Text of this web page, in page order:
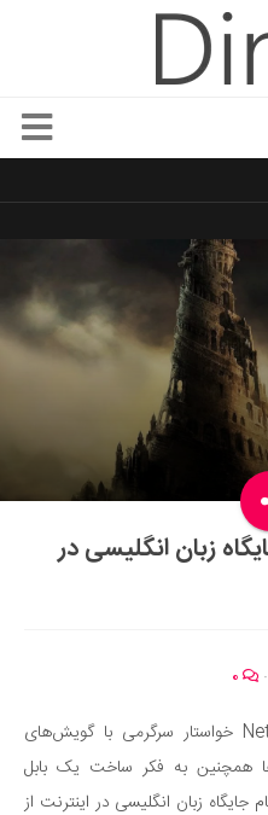
زبان انگلیسی در
·
یوتیوب YouTube و نتفلیکس Netflix خواستار سرگرمی با گویش‌های
همچنین به فکر ساخت یک بابل
زبان انگلیسی در اینترنت از